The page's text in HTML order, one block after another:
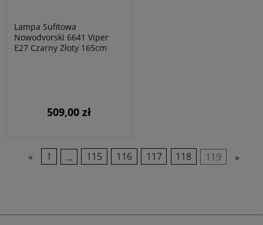
Lampa Sufitowa
Nowodvorski 6641 Viper
E27 Czarny Złoty 165cm
509,00 zł
« 1 ... 115 116 117 118 119 »